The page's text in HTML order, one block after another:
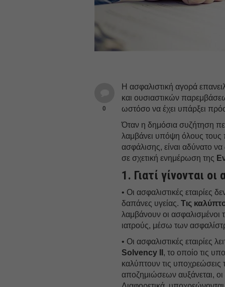
0
Η ασφαλιστική αγορά
και ουσιαστικών
ωστόσο να έχει υπάρξει
Όταν η δημόσια συζήτηση
λαμβάνει υπόψη όλους
ασφάλισης, είναι αδύνατο
σε σχετική ενημέρωση της
1. Γιατί γίνονται
• Οι ασφαλιστικές εταιρίες
δαπάνες υγείας.Τις
λαμβάνουν οι ασφαλισμένοι
ιατρούς, μέσω των
• Οι ασφαλιστικές εταιρίες
Solvency II , το οποίο τις
καλύπτουν τις
αποζημιώσεων αυξάνεται, οι